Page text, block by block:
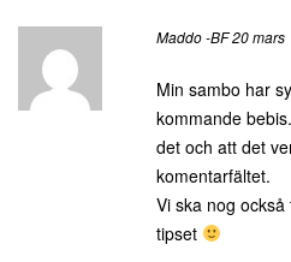
Maddo -BF 20 mars
Min sambo har
kommande
det och att det
komentarfältet.
Vi ska nog
tipset